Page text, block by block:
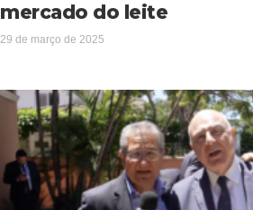
mercado do leite
29 de março de 2025